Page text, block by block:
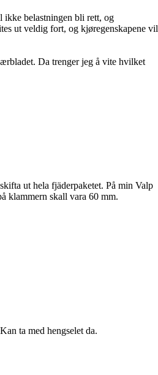
ikke belastningen bli rett, og
ut veldig fort, og kjøregenskapene vil
Da trenger jeg å vite hvilket
ut hela fjäderpaketet. På min Valp
klammern skall vara 60 mm.
ta med hengselet da.